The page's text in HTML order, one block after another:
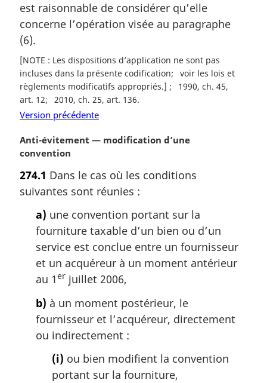
est raisonnable de considérer qu’elle
concerne l’opération visée au paragraphe
(6).
[NOTE : Les dispositions d’application ne sont pas
incluses dans la présente codification
voir les lois et
règlements modificatifs appropriés.]
1990, ch. 45,
art. 12
2010, ch. 25, art. 136
Version précédente
N
o
e
m
Anti-évitement — modification d’une
convention
274.1 Dans le cas où les conditions
suivantes sont réunies :
a) une convention portant sur la
fourniture taxable d’un bien ou d’un
service est conclue entre un fournisseur
et un acquéreur à un moment antérieur
au 1er juillet 2006,
b) à un moment postérieur, le
fournisseur et l’acquéreur, directement
ou indirectement :
(i) ou bien modifient la convention
portant sur la fourniture,